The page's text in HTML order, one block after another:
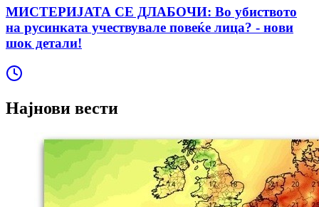
МИСТЕРИЈАТА СЕ ДЛАБОЧИ: Во убиството
на русинката учествувале повеќе лица? - нови
шок детали!
Најнови вести